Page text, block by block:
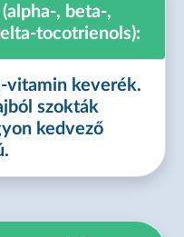
, beta-,
tocotrienols):
vitamin keverék.
szokták
kedvező